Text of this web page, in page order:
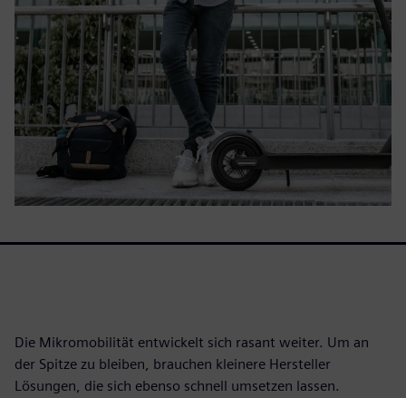
Die Mikromobilität entwickelt sich rasant weiter. Um an
der Spitze zu bleiben, brauchen kleinere Hersteller
Lösungen, die sich ebenso schnell umsetzen lassen.